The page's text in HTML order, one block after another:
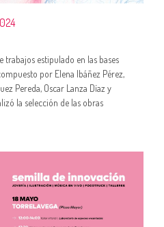
estipulado en las bases
por Elena Ibáñez Pérez,
Pereda, Oscar Lanza Díaz y
la selección de las obras